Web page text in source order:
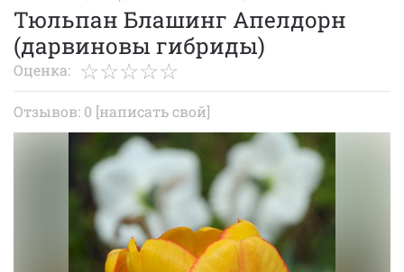
Тюльпан Блашинг Апелдорн
(дарвиновы гибриды)
Оценка:
Отзывов: 0 [написать свой]